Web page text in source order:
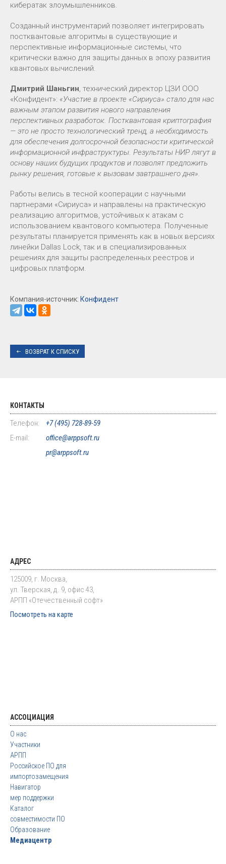
кибератак злоумышленников.
Созданный инструментарий позволяет интегрировать
постквантовые алгоритмы в существующие и
перспективные информационные системы, что
критически важно для защиты данных в эпоху развития
квантовых вычислений.
Дмитрий Шаньгин, технический директор ЦЗИ ООО
«Конфидент»: «Участие в проекте «Сириуса» стало для нас
важным этапом развития нового направления
перспективных разработок. Постквантовая криптография
— это не просто технологический тренд, а необходимость
для обеспечения долгосрочной безопасности критической
информационной инфраструктуры. Результаты НИР лягут в
основу наших будущих продуктов и позволят предложить
рынку решения, готовые к вызовам завтрашнего дня».
Работы велись в тесной кооперации с научными
партнерами «Сириуса» и направлены на практическую
реализацию алгоритмов, устойчивых к атакам с
использованием квантового компьютера. Полученные
результаты планируется применять как в новых версиях
линейки Dallas Lock, так и в специализированных
решениях для защиты распределенных реестров и
цифровых платформ.
Компания-источник: Конфидент
ВОЗВРАТ К СПИСКУ
КОНТАКТЫ
Телефон:
+7 (495) 728-89-59
E-mail:
office@arppsoft.ru
pr@arppsoft.ru
АДРЕС
125009, г. Москва,
ул. Тверская, д. 9, офис 43,
АРПП «Отечественный софт»
Посмотреть на карте
АССОЦИАЦИЯ
О нас
Участники
АРПП
Российское ПО для
импортозамещения
Навигатор
мер поддержки
Каталог
совместимости ПО
Образование
Медиацентр